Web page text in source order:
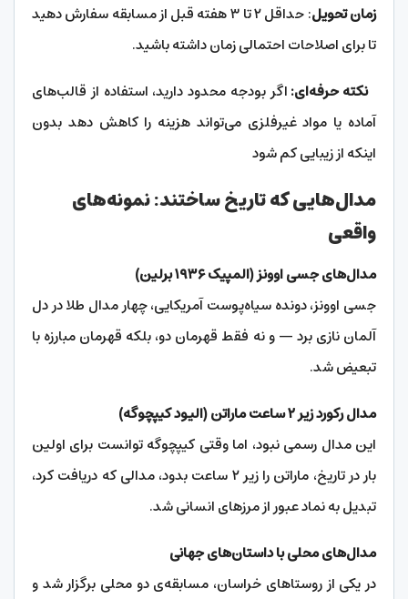
زمان تحویل
: حداقل ۲ تا ۳ هفته قبل از مسابقه سفارش دهید
تا برای اصلاحات احتمالی زمان داشته باشید.
نکته حرفه‌ای:اگر بودجه محدود دارید، استفاده از قالب‌های
آماده یا مواد غیرفلزی می‌تواند هزینه را کاهش دهد بدون
اینکه از زیبایی کم شود
مدال‌هایی که تاریخ ساختند: نمونه‌های
واقعی
مدال‌های جسی اوونز (المپیک ۱۹۳۶ برلین)
جسی اوونز، دونده سیاه‌پوست آمریکایی، چهار مدال طلا در دل
آلمان نازی برد — و نه فقط قهرمان دو، بلکه قهرمان مبارزه با
تبعیض شد.
مدال رکورد زیر ۲ ساعت ماراتن (الیود کیپچوگه)
این مدال رسمی نبود، اما وقتی کیپچوگه توانست برای اولین
بار در تاریخ، ماراتن را زیر ۲ ساعت بدود، مدالی که دریافت کرد،
تبدیل به نماد عبور از مرزهای انسانی شد.
مدال‌های محلی با داستان‌های جهانی
در یکی از روستاهای خراسان، مسابقه‌ی دو محلی برگزار شد و